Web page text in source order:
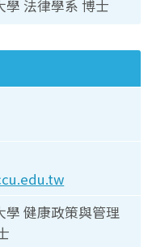
學 法律學系 博士
學 健康政策與管理